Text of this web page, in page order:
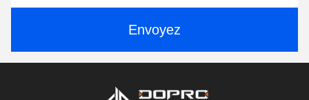
Envoyez